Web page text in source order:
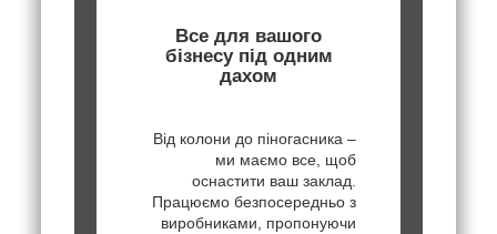
Все для вашого
бізнесу під одним
дахом
Від колони до піногасника –
ми маємо все, щоб
оснастити ваш заклад.
Працюємо безпосередньо з
виробниками, пропонуючи